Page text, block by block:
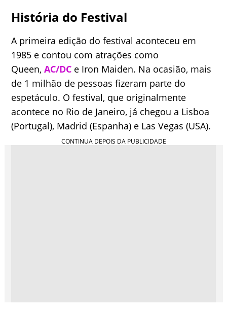
História do Festival
A primeira edição do festival aconteceu em
1985 e contou com atrações como
Queen,AC/DC e Iron Maiden. Na ocasião, mais
de 1 milhão de pessoas fizeram parte do
espetáculo. O festival, que originalmente
acontece no Rio de Janeiro, já chegou a Lisboa
(Portugal), Madrid (Espanha) e Las Vegas (USA).